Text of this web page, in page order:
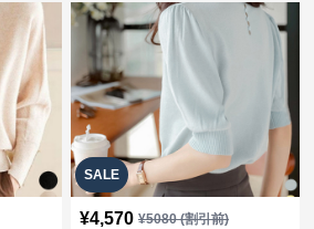
SALE
¥4,570 ¥5080(割引前)